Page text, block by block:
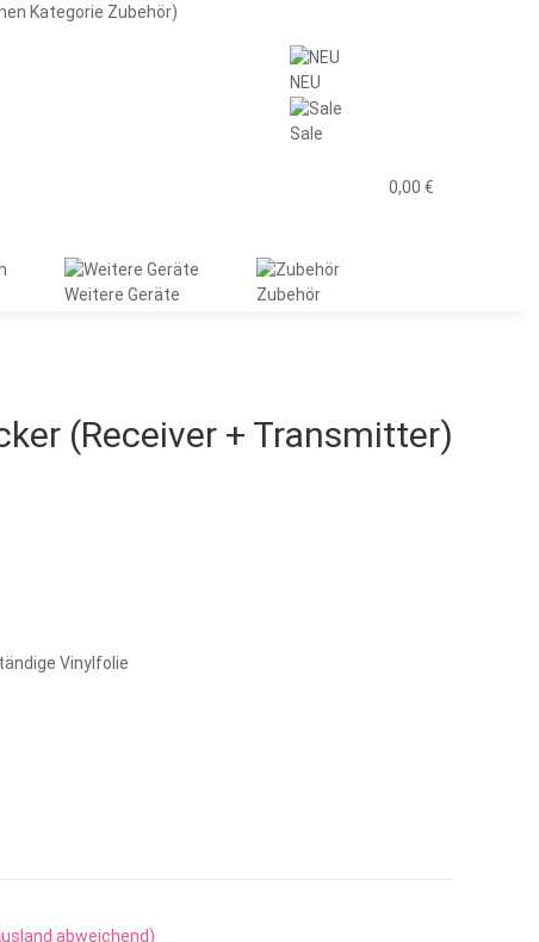
Kategorie Zubehör)
NEU
Sale
0,00 €
Weitere Geräte Zubehör
(Receiver + Transmitter)
Vinylfolie
abweichend)